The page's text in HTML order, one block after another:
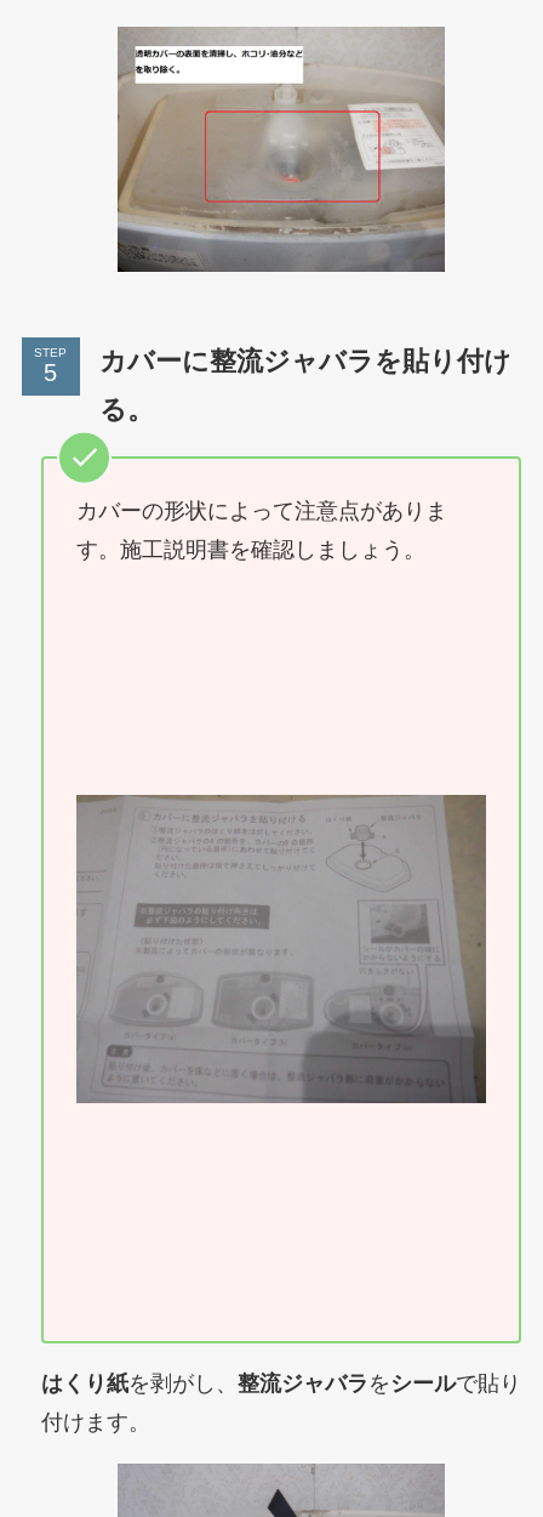
STEP
カバーに整流ジャバラを貼り付け
る。
カバーの形状によって注意点がありま
す。施工説明書を確認しましょう。
はくり紙を剥がし、 整流ジャバラ を シールで貼り
付けます。